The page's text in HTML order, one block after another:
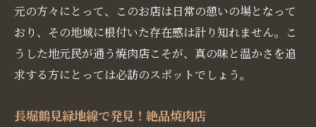
元の方々にとって、このお店は日常の憩いの場となって
おり、その地域に根付いた存在感は計り知れません。こ
うした地元民が通う焼肉店こそが、真の味と温かさを追
求する方にとっては必訪のスポットでしょう。
長堀鶴見緑地線で発見！絶品焼肉店